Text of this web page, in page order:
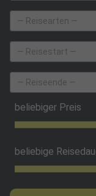
beliebiger Preis
beliebige